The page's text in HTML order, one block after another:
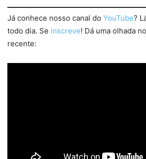
Já conhece nosso canal do YouTube?
todo dia. Se inscreve! Dá uma olhada
recente: